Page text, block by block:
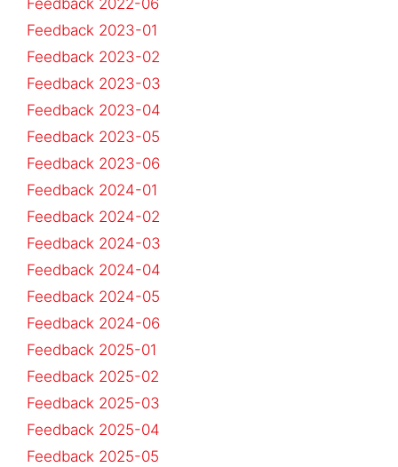
Feedback 2022-06
Feedback 2023-01
Feedback 2023-02
Feedback 2023-03
Feedback 2023-04
Feedback 2023-05
Feedback 2023-06
Feedback 2024-01
Feedback 2024-02
Feedback 2024-03
Feedback 2024-04
Feedback 2024-05
Feedback 2024-06
Feedback 2025-01
Feedback 2025-02
Feedback 2025-03
Feedback 2025-04
Feedback 2025-05